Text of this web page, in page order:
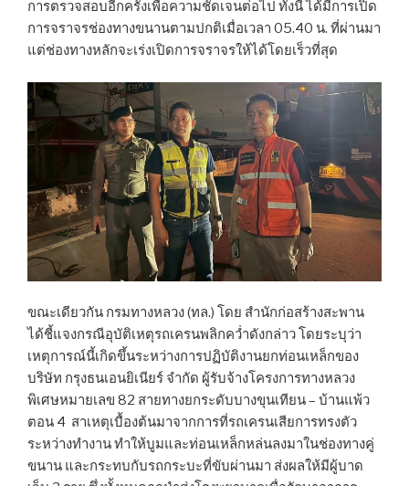
การตรวจสอบอีกครั้งเพื่อความชัดเจนต่อไป ทั้งนี้ ได้มีการเปิด
การจราจรช่องทางขนานตามปกติเมื่อเวลา 05.40 น. ที่ผ่านมา
แต่ช่องทางหลักจะเร่งเปิดการจราจรให้ได้โดยเร็วที่สุด
ขณะเดียวกัน กรมทางหลวง (ทล.) โดย สำนักก่อสร้างสะพาน
ได้ชี้แจงกรณีอุบัติเหตุรถเครนพลิกคว่ำดังกล่าว โดยระบุว่า
เหตุการณ์นี้เกิดขึ้นระหว่างการปฏิบัติงานยกท่อนเหล็กของ
บริษัท กรุงธนเอนยิเนียร์ จำกัด ผู้รับจ้างโครงการทางหลวง
พิเศษหมายเลข 82 สายทางยกระดับบางขุนเทียน – บ้านแพ้ว
ตอน 4 สาเหตุเบื้องต้นมาจากการที่รถเครนเสียการทรงตัว
ระหว่างทำงาน ทำให้บูมและท่อนเหล็กหล่นลงมาในช่องทางคู่
ขนาน และกระทบกับรถกระบะที่ขับผ่านมา ส่งผลให้มีผู้บาด